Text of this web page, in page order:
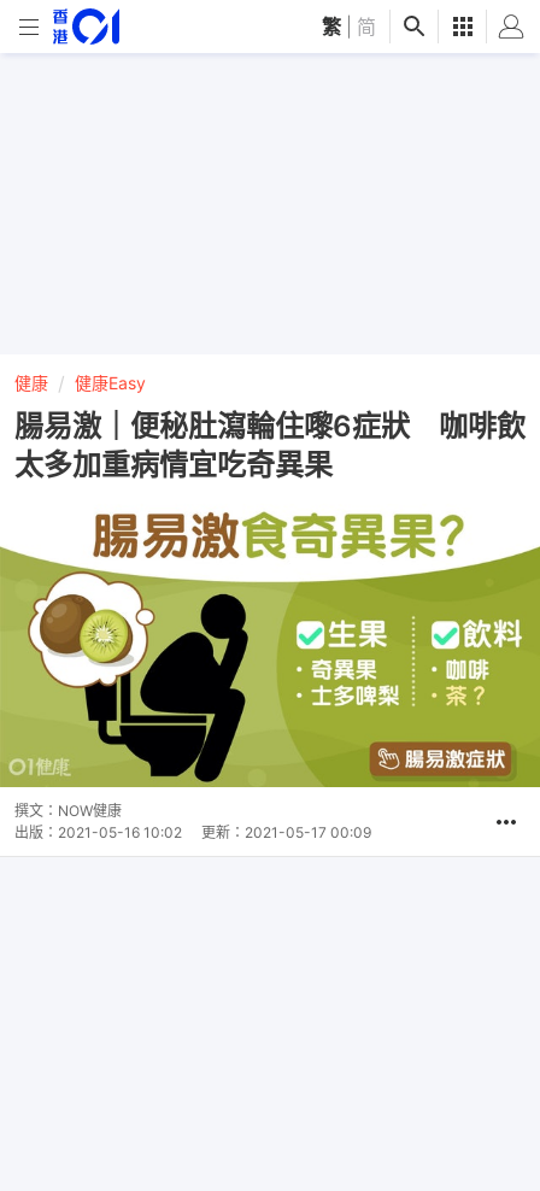
繁 简
健康 健康Easy
腸易激｜便秘肚瀉輪住嚟6症狀 咖啡飲
太多加重病情宜吃奇異果
撰文： NOW健康
出版： 2021-05-16 10:02 更新： 2021-05-17 00:09